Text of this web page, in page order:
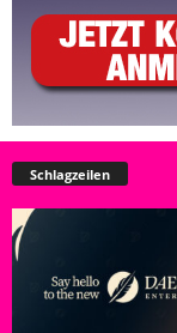
Schlagzeilen